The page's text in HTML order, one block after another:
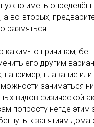
иметь
а во-вторых,
размяться.
каким-то причинам, бег
его другим
например, плавание
заниматься
видов физической
попросту негде этим
к занятиям дома